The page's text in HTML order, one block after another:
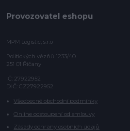
Provozovatel eshopu
MPM Logistic, s.r.o
Politických vězňů 1233/40
251 01 Říčany
IČ: 27922952
DIČ: CZ27922952
Všeobecné obchodní podmínky
Online odstoupení od smlouvy
Zásady ochrany osobních údajů